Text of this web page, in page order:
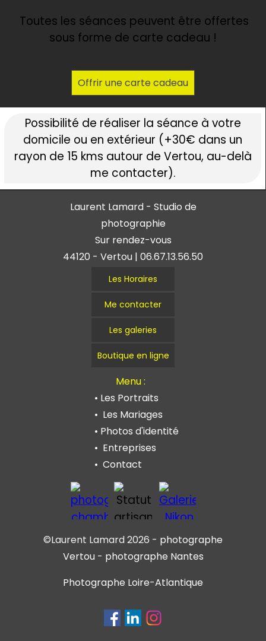
Toutes les séances peuvent être offertes
sous forme de carte cadeau !
Offrir une carte cadeau
Possibilité de réaliser la séance à votre
domicile ou en extérieur (+30€ dans un
rayon de 15 kms autour de Vertou, au-delà
me contacter).
©Laurent Lamard 2026 - photographe
Vertou- photographe Nantes
Photographe Loire-Atlantique
Menu :
• Les Portraits
• Les Mariages
• Photos d'identité
• Entreprises
• Contact
Mentions légales/CGU
Laurent Lamard - Studio de
photographie
Sur rendez-vous
44120 - Vertou | 06.67.13.56.50
Les galeries
Me contacter
Les Horaires
Boutique en ligne